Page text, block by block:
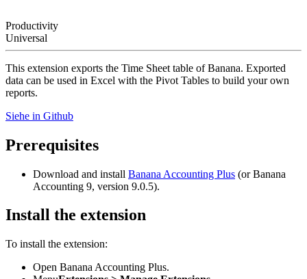
Productivity
Universal
This extension exports the Time Sheet table of Banana. Exported
data can be used in Excel with the Pivot Tables to build your own
reports.
Siehe in Github
Prerequisites
Download and install Banana Accounting Plus (or Banana
Accounting 9, version 9.0.5).
Install the extension
To install the extension:
Open Banana Accounting Plus.